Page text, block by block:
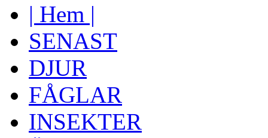
| Hem |
SENAST
DJUR
FÅGLAR
INSEKTER